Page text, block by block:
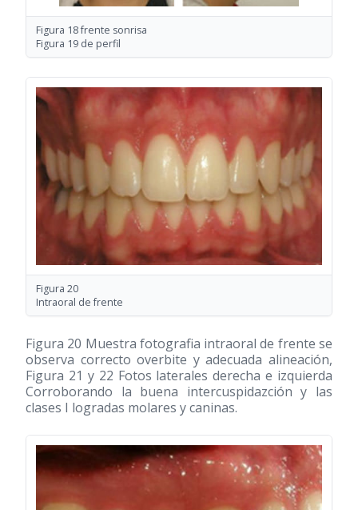
Figura 18 frente sonrisa
Figura 19 de perfil
Figura 20
Intraoral de frente
Figura 20 Muestra fotografia intraoral de frente se
observa correcto overbite y adecuada alineación,
Figura 21 y 22 Fotos laterales derecha e izquierda
Corroborando la buena intercuspidazción y las
clases I logradas molares y caninas.